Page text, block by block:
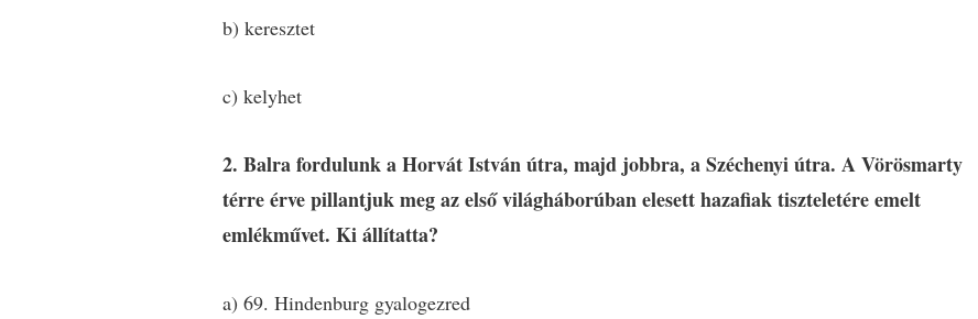
b) keresztet
c) kelyhet
2. Balra fordulunk a Horvát István útra, majd jobbra, a Széchenyi útra. A Vörösmarty
térre érve pillantjuk meg az első világháborúban elesett hazafiak tiszteletére emelt
emlékművet. Ki állítatta?
a) 69. Hindenburg gyalogezred